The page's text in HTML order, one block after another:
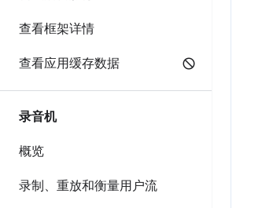
查看框架详情
查看应用缓存数据
录音机
概览
录制、重放和衡量用户流